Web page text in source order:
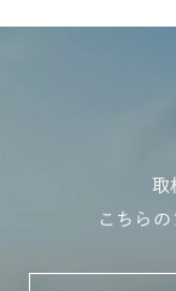
取
こちらの